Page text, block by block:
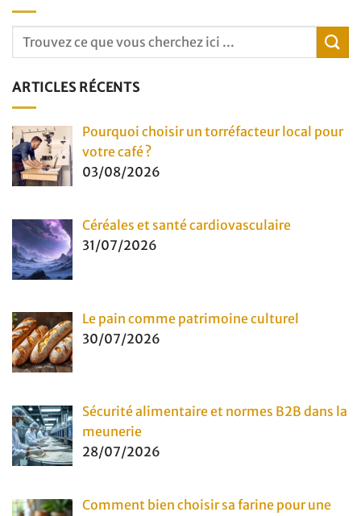
ARTICLES RÉCENTS
Pourquoi choisir un torréfacteur local pour
votre café ?
03/08/2026
Céréales et santé cardiovasculaire
31/07/2026
Le pain comme patrimoine culturel
30/07/2026
Sécurité alimentaire et normes B2B dans la
meunerie
28/07/2026
Comment bien choisir sa farine pour une